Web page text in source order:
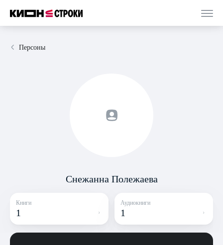
Персоны
Снежанна Полежаева
Книги
1
Аудиокниги
1